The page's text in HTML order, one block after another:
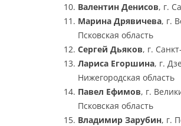
Валентин Денисов, г.
Марина Дрявичева, г.
Псковская область
Сергей Дьяков, г.
Лариса Егоршина, г.
Нижегородская область
Павел Ефимов, г.
Псковская область
Владимир Зарубин, г.